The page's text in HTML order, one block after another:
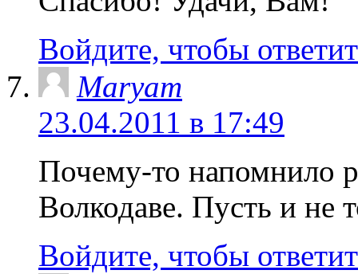
Войдите, чтобы
Maryam
23.04.2011 в 17:49
Почему-то напомнило
Волкодаве. Пусть и не
Войдите, чтобы